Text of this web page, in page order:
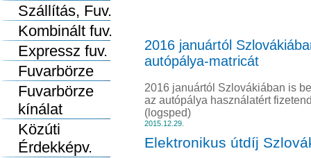
Szállítás, Fuv.
Kombinált fuv.
Expressz fuv.
Fuvarbörze
Fuvarbörze
kínálat
Közúti
Érdekképv.
2016 januártól
autópálya-matricát
2016 januártól Szlovákiában is
az autópálya használatért
(logsped)
2015.12.29.
Elektronikus útdíj